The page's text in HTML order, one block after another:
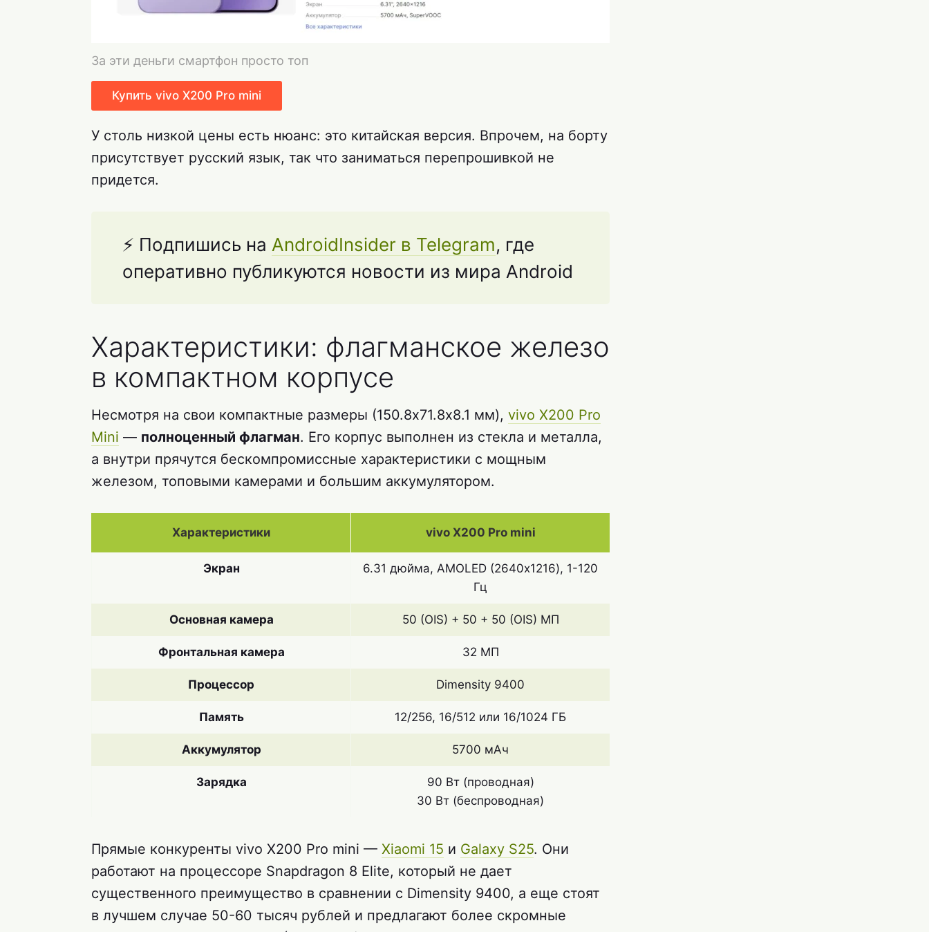
За эти деньги смартфон просто топ
Купить vivo X200 Pro mini
У столь низкой цены есть нюанс: это китайская версия. Впрочем, на борту
присутствует русский язык, так что заниматься перепрошивкой не
придется.
⚡ Подпишись на AndroidInsider в Telegram, где
оперативно публикуются новости из мира Android
Характеристики: флагманское железо
в компактном корпусе
Несмотря на свои компактные размеры (150.8х71.8х8.1 мм), vivo X200 Pro
Mini — полноценный флагман. Его корпус выполнен из стекла и металла,
а внутри прячутся бескомпромиссные характеристики с мощным
железом, топовыми камерами и большим аккумулятором.
Характеристики vivo X200 Pro mini
Экран
6.31 дюйма, AMOLED (2640х1216), 1-120
Гц
Основная камера 50 (OIS) + 50 + 50 (OIS) МП
Фронтальная камера 32 МП
Процессор Dimensity 9400
Память 12/256, 16/512 или 16/1024 ГБ
Аккумулятор 5700 мАч
Зарядка
90 Вт (проводная)
30 Вт (беспроводная)
Прямые конкуренты vivo X200 Pro mini — Xiaomi 15 и Galaxy S25. Они
работают на процессоре Snapdragon 8 Elite, который не дает
существенного преимущество в сравнении с Dimensity 9400, а еще стоят
в лучшем случае 50-60 тысяч рублей и предлагают более скромные